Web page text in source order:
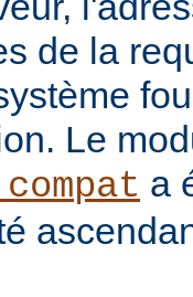
de la
Le
a